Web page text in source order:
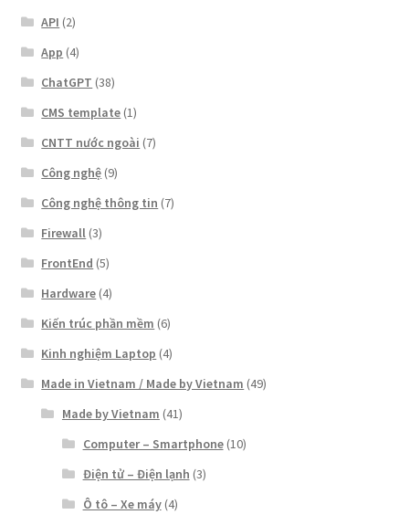
API (2)
App (4)
ChatGPT (38)
CMS template (1)
CNTT nước ngoài (7)
Công nghệ (9)
Công nghệ thông tin (7)
Firewall (3)
FrontEnd (5)
Hardware (4)
Kiến trúc phần mềm (6)
Kinh nghiệm Laptop (4)
Made in Vietnam / Made by Vietnam (49)
Made by Vietnam (41)
Computer – Smartphone(10)
Điện tử – Điện lạnh (3)
Ô tô – Xe máy(4)